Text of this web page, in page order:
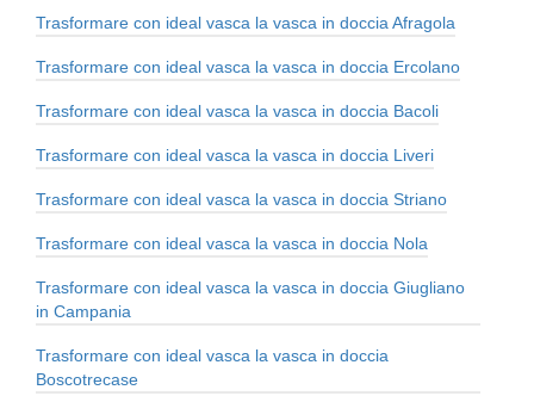
Trasformare con ideal vasca la vasca in doccia Afragola
Trasformare con ideal vasca la vasca in doccia Ercolano
Trasformare con ideal vasca la vasca in doccia Bacoli
Trasformare con ideal vasca la vasca in doccia Liveri
Trasformare con ideal vasca la vasca in doccia Striano
Trasformare con ideal vasca la vasca in doccia Nola
Trasformare con ideal vasca la vasca in doccia Giugliano
in Campania
Trasformare con ideal vasca la vasca in doccia
Boscotrecase